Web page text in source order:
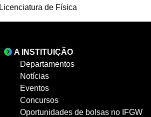
Licenciatura de Física
A INSTITUIÇÃO
Departamentos
Notícias
Eventos
Concursos
Oportunidades de bolsas no IFGW